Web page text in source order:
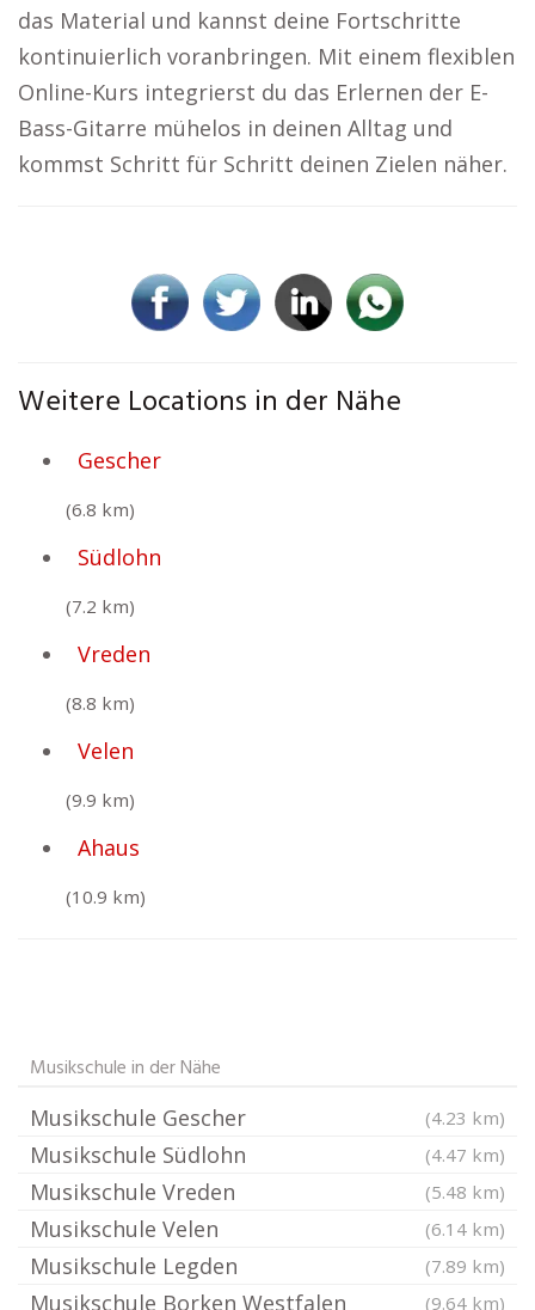
das Material und kannst deine Fortschritte
kontinuierlich voranbringen. Mit einem flexiblen
Online-Kurs integrierst du das Erlernen der E-
Bass-Gitarre mühelos in deinen Alltag und
kommst Schritt für Schritt deinen Zielen näher.
Weitere Locations in der Nähe
Gescher
(6.8 km)
Südlohn
(7.2 km)
Vreden
(8.8 km)
Velen
(9.9 km)
Ahaus
(10.9 km)
Musikschule in der Nähe
Musikschule Gescher (4.23 km)
Musikschule Südlohn (4.47 km)
Musikschule Vreden (5.48 km)
Musikschule Velen (6.14 km)
Musikschule Legden (7.89 km)
Musikschule Borken Westfalen (9.64 km)